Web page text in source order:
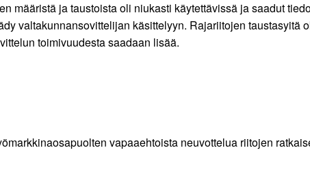
määristä ja taustoista oli niukasti käytettävissä ja saadut
valtakunnansovittelijan käsittelyyn. Rajariitojen taustasyitä
toimivuudesta saadaan lisää.
vapaaehtoista neuvottelua riitojen